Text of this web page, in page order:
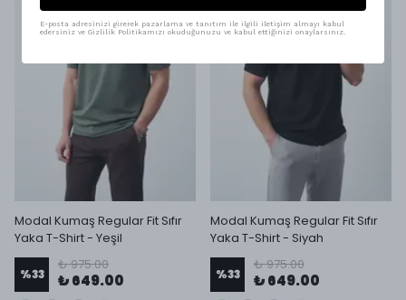
Modal Kumaş Regular Fit Sıfır
Yaka T-Shirt - Yeşil
%33
₺ 975.00
₺ 649.00
Modal Kumaş Regular Fit Sıfır
Yaka T-Shirt - Siyah
%33
₺ 975.00
₺ 649.00
E-posta adresinizi girerek pazarlama ve tanıtım ile ilgili iletişim almayı kabul
edersiniz ve Gizlilik Politikamızı okuduğunuzu ve kabul ettiğinizi onaylarsınız.